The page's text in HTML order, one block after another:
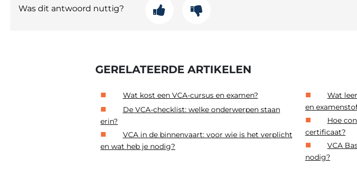
Was dit antwoord nuttig?
GERELATEERDE ARTIKELEN
Wat kost een VCA-cursus en examen?
De VCA-checklist: welke onderwerpen staan
erin?
VCA in de binnenvaart: voor wie is het verplicht
en wat heb je nodig?
Wat
en
Hoe
certificaat?
VCA
nodig?